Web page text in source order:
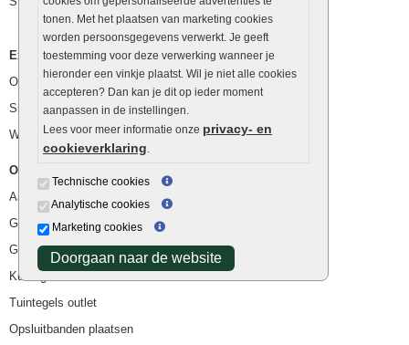
tonen. Met het plaatsen van marketing cookies
worden persoonsgegevens verwerkt. Je geeft
toestemming voor deze verwerking wanneer je
hieronder een vinkje plaatst. Wil je niet alle cookies
accepteren? Dan kan je dit op ieder moment
aanpassen in de instellingen.
Lees voor meer informatie onze privacy- en
cookieverklaring.
Technische cookies
Analytische cookies
Marketing cookies
Doorgaan naar de website
Extra benodigdheden
Ophoogzand
Siergrind en siersplit
Waterafvoer
Overig
Aanbiedingen
Goedkope bestrating
Goedkope tuintegels
Kunstgras
Tuintegels outlet
Opsluitbanden plaatsen